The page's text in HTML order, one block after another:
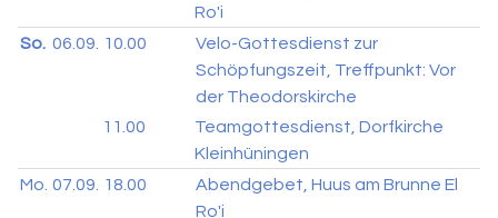
Ro'i
So. 06.09. 10.00
Velo-Gottesdienst zur
Schöpfungszeit, Treffpunkt: Vor
der Theodorskirche
11.00
Teamgottesdienst, Dorfkirche
Kleinhüningen
Mo. 07.09. 18.00
Abendgebet, Huus am Brunne El
Ro'i